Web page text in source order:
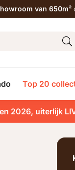
van 650m²
Top 20
2026, uiterlijk